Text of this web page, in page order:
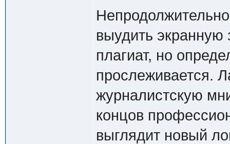
выудить экранную
плагиат, но
прослеживается.
журналистскую
концов
выглядит новый